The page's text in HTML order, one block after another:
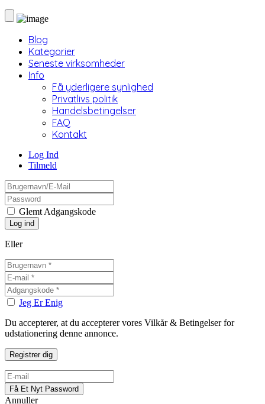
Blog
Kategorier
Seneste virksomheder
Info
Få yderligere synlighed
Privatlivs politik
Handelsbetingelser
FAQ
Kontakt
Log Ind
Tilmeld
Glemt Adgangskode
Eller
Jeg Er Enig
Du accepterer, at du accepterer vores Vilkår & Betingelser for
udstationering denne annonce.
Annuller